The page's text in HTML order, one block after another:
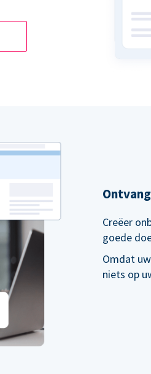
Creëer
goede
Omdat
niets op